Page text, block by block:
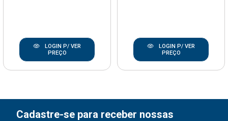
LOGIN P/ VER
PREÇO
LOGIN P/ VER
PREÇO
Cadastre-se para receber nossas